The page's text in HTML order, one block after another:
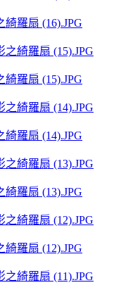
綺羅扇 (16).JPG
綺羅扇 (15).JPG
綺羅扇 (14).JPG
綺羅扇 (13).JPG
綺羅扇 (12).JPG